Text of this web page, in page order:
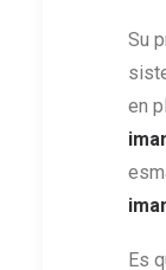
Su
en
Es